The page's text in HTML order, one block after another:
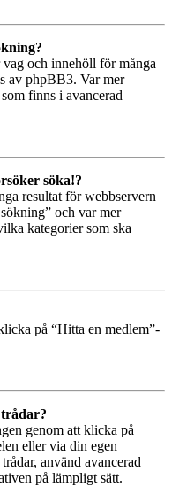
och innehöll för många
av phpBB3. Var mer
finns i avancerad
söka!?
resultat för webbservern
och var mer
kategorier som ska
på “Hitta en medlem”-
genom att klicka på
eller via din egen
använd avancerad
på lämpligt sätt.